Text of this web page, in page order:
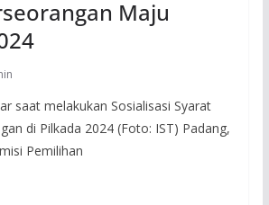
Maju
saat melakukan Sosialisasi Syarat
di Pilkada 2024 (Foto: IST) Padang,
Pemilihan